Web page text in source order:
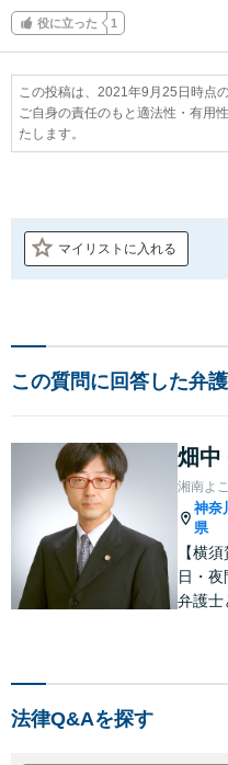
役に立った 1
この投稿は、2021年9月25日時点
ご自身の責任のもと適法性・有用
たします。
マイリストに入れる
この質問に回答した弁
畑中
湘南よ
神奈
県
【横
日・
弁護士
法律Q&Aを探す